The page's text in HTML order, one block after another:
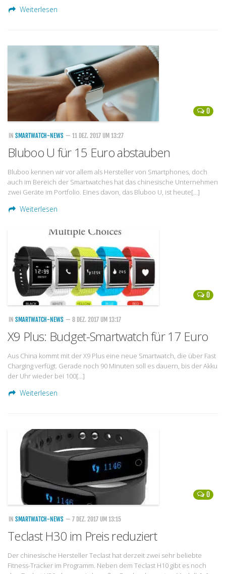
Weiterlesen
0
IN SMARTWATCH-NEWS — 11 DEZ. 2017 UM 13:27
Bluboo U für 15 Euro abstauben
Bluboo kennen wir vor allem als Hersteller von Smartphones, doch
auch im Bereich der Smartwatches hat das chinesische Unternehmen
zwei Geräte im Portfolio. Eines davon, das Bluboo U, ist heute[…]
Weiterlesen
0
IN SMARTWATCH-NEWS — 8 DEZ. 2017 UM 13:17
X9 Plus: Budget-Smartwatch für 17 Euro
Aus China kommt mit der X9 Plus eine neue Smartwatch, die über Fast
Charging verfügt. Gerade noch 90 Minuten soll es dauern, bis der Akku
der Uhr wieder bei 100[…]
Weiterlesen
0
IN SMARTWATCH-NEWS — 7 DEZ. 2017 UM 13:15
Teclast H30 im Preis reduziert
Der chinesische Hersteller Teclast hat derzeit zwei sehr beliebte
Fitness-Tracker im Programm. Neben dem Teclast H10 gibt es noch